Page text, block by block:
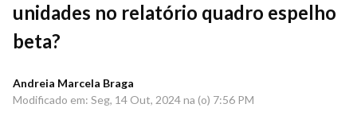
unidades no relatório quadro espelho
beta?
Andreia Marcela Braga
Modificado em: Seg, 14 Out, 2024 na (o) 7:56 PM